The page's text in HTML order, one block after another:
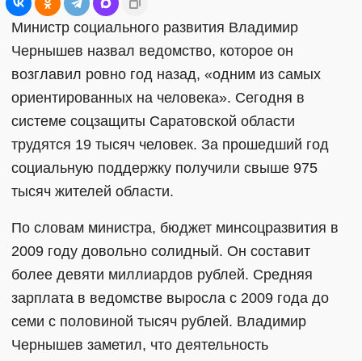
Министр социального развития Владимир
Чернышев назвал ведомство, которое он
возглавил ровно год назад, «одним из самых
ориентированных на человека». Сегодня в
системе соцзащиты Саратовской области
трудятся 19 тысяч человек. За прошедший год
социальную поддержку получили свыше 975
тысяч жителей области.
По словам министра, бюджет минсоцразвития в
2009 году довольно солидный. Он составит
более девяти миллиардов рублей. Средняя
зарплата в ведомстве выросла с 2009 года до
семи с половиной тысяч рублей. Владимир
Чернышев заметил, что деятельность